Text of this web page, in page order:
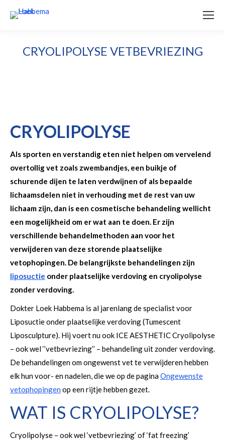
CRYOLIPOLYSE VETBEVRIEZING
CRYOLIPOLYSE
Als sporten en verstandig eten niet helpen om vervelend
overtollig vet zoals zwembandjes, een buikje of
schurende dijen te laten verdwijnen of als bepaalde
lichaamsdelen niet in verhouding met de rest van uw
lichaam zijn, dan is een cosmetische behandeling wellicht
een mogelijkheid om er wat aan te doen. Er zijn
verschillende behandelmethoden aan voor het
verwijderen van deze storende plaatselijke
vetophopingen. De belangrijkste behandelingen zijn
liposuctie onder plaatselijke verdoving en cryolipolyse
zonder verdoving.
Dokter Loek Habbema is al jarenlang de specialist voor
Liposuctie onder plaatselijke verdoving (Tumescent
Liposculpture). Hij voert nu ook ICE AESTHETIC Cryolipolyse
– ook wel ‘’vetbevriezing’’ – behandeling uit zonder verdoving.
De behandelingen om ongewenst vet te verwijderen hebben
elk hun voor- en nadelen, die we op de paginaOngewenste
vetophopingen op een rijtje hebben gezet.
WAT IS CRYOLIPOLYSE?
Cryolipolyse – ook wel ‘vetbevriezing’ of ‘fat freezing’